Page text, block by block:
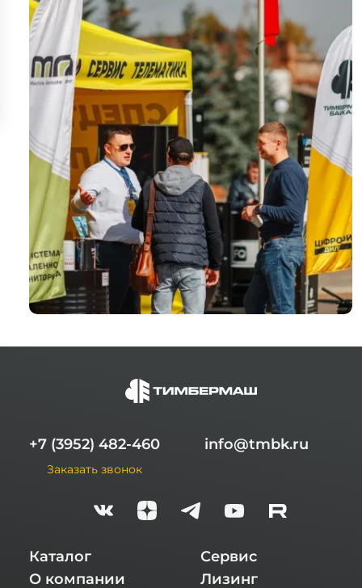
+7 (3952) 482-460
Заказать звонок
info@tmbk.ru
Каталог
О компании
Сервис
Лизинг